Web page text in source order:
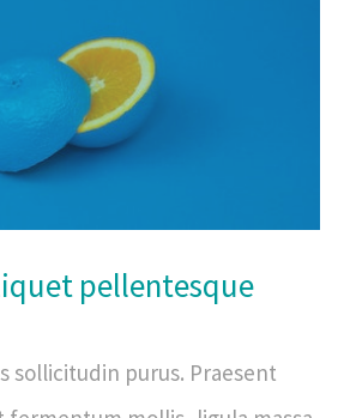
pellentesque
sollicitudin purus. Praesent